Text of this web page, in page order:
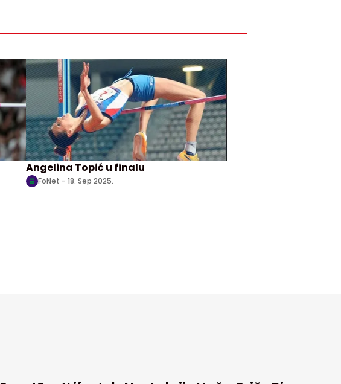
Angelina Topić u finalu
FoNet - 18. Sep 2025.